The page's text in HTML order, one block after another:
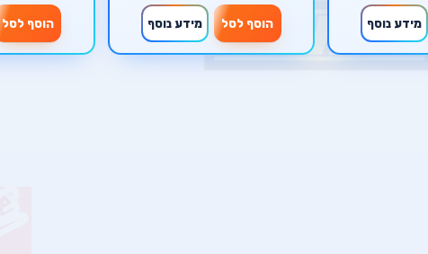
מידע נוסף הוסף לסל מידע נוסף הוסף לסל